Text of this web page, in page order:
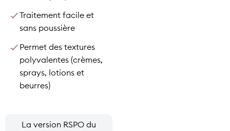
Traitement facile et
sans poussière
Permet des textures
polyvalentes (crèmes,
sprays, lotions et
beurres)
La version RSPO du